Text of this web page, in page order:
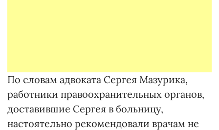
По словам адвоката Сергея Мазурика,
работники правоохранительных органов,
доставившие Сергея в больницу,
настоятельно рекомендовали врачам не